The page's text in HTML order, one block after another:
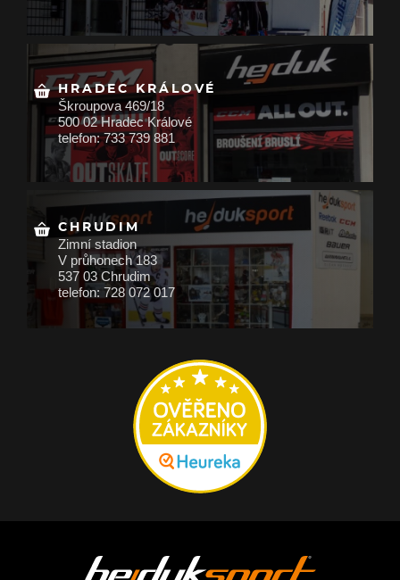
HRADEC KRÁLOVÉ
Škroupova 469/18
500 02 Hradec Králové
telefon: 733 739 881
CHRUDIM
Zimní stadion
V průhonech 183
537 03 Chrudim
telefon: 728 072 017